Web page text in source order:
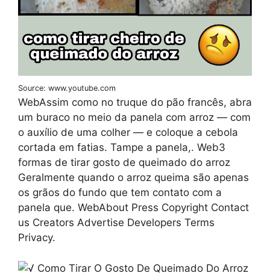
Source: www.youtube.com
WebAssim como no truque do pão francês, abra
um buraco no meio da panela com arroz — com
o auxílio de uma colher — e coloque a cebola
cortada em fatias. Tampe a panela,. Web3
formas de tirar gosto de queimado do arroz
Geralmente quando o arroz queima são apenas
os grãos do fundo que tem contato com a
panela que. WebAbout Press Copyright Contact
us Creators Advertise Developers Terms
Privacy.